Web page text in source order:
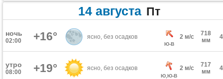
14 августа Пт
ночь
02:00 +16° ясно, без осадков
Ю-В
2 м/с
718
мм
утро
08:00 +19° ясно, без осадков
Ю,Ю-В
2 м/с
717
мм